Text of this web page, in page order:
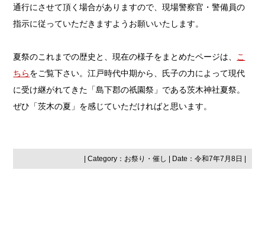
通行にさせて頂く場合がありますので、現場警察官・警備員の
指示に従っていただきますようお願いいたします。
夏祭のこれまでの歴史と、現在の様子をまとめたページは、
こ
ちらをご覧下さい。江戸時代中期から、氏子の力によって現代
に受け継がれてきた「島下郡の祇園祭」である茨木神社夏祭。
ぜひ「茨木の夏」を感じていただければと思います。
| Category： お祭り・催し | Date：令和7年7月8日 |